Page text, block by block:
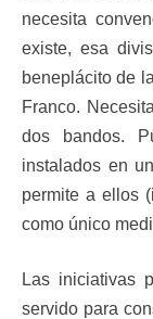
necesita
existe, esa
beneplácito de
Franco.
dos bandos.
instalados en
permite a ellos
como único
Las iniciativas
servido para